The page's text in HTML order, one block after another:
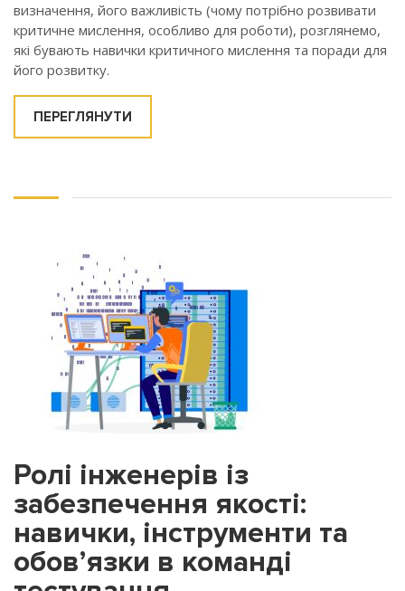
визначення, його важливість (чому потрібно розвивати
критичне мислення, особливо для роботи), розглянемо,
які бувають навички критичного мислення та поради для
його розвитку.
ПЕРЕГЛЯНУТИ
Ролі інженерів із
забезпечення якості:
навички, інструменти та
обов’язки в команді